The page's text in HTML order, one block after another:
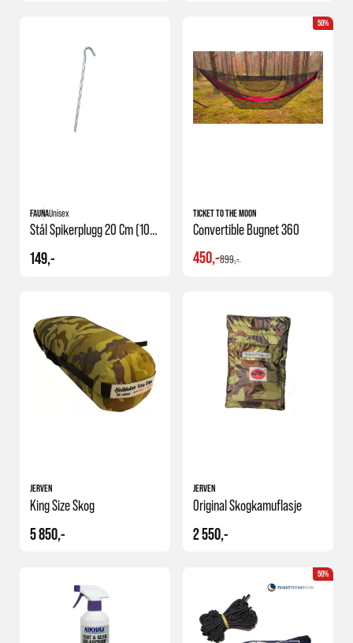
FAUNAUnisex
Stål Spikerplugg 20 Cm (10stk)
149,-
50%
TICKET TO THE MOON
Convertible Bugnet 360
899,-
450,-
JERVEN
King Size Skog
5 850,-
JERVEN
Original Skogkamuflasje
2 550,-
50%